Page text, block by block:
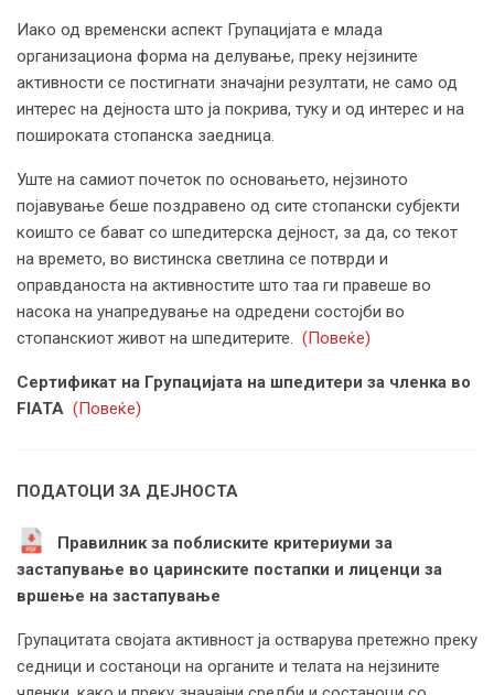
Иако од временски аспект Групацијата е млада
организациона форма на делување, преку нејзините
активности се постигнати значајни резултати, не само од
интерес на дејноста што ја покрива, туку и од интерес и на
пошироката стопанска заедница.
Уште на самиот почеток по основањето, нејзиното
појавување беше поздравено од сите стопански субјекти
коишто се бават со шпедитерска дејност, за да, со текот
на времето, во вистинска светлина се потврди и
оправданоста на активностите што таа ги правеше во
насока на унапредување на одредени состојби во
стопанскиот живот на шпедитерите. (Повеќе)
Сертификат на Групацијата на шпедитери за членка во
FIATA (Повеќе)
ПОДАТОЦИ ЗА ДЕЈНОСТА
Правилник за поблиските критериуми за
застапување во царинските постапки и лиценци за
вршење на застапување
Групацитата својата активност ја остварува претежно преку
седници и состаноци на органите и телата на нејзините